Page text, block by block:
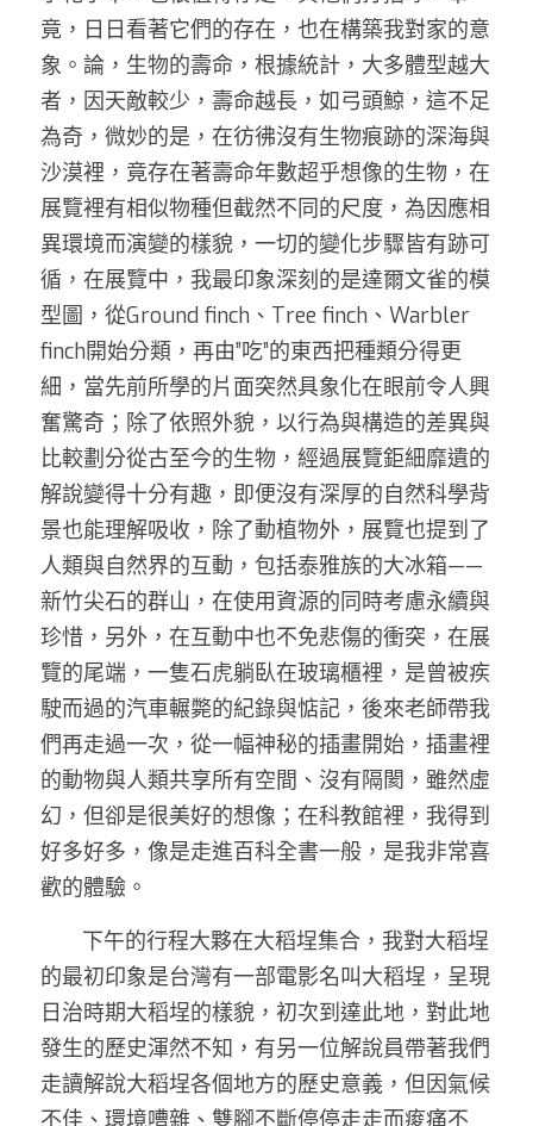
竟，日日看著它們的存在，也在構築我對家的意
象。論，生物的壽命，根據統計，大多體型越大
者，因天敵較少，壽命越長，如弓頭鯨，這不足
為奇，微妙的是，在彷彿沒有生物痕跡的深海與
沙漠裡，竟存在著壽命年數超乎想像的生物，在
展覽裡有相似物種但截然不同的尺度，為因應相
異環境而演變的樣貌，一切的變化步驟皆有跡可
循，在展覽中，我最印象深刻的是達爾文雀的模
型圖，從Ground finch、Tree finch、Warbler
finch開始分類，再由”吃”的東西把種類分得更
細，當先前所學的片面突然具象化在眼前令人興
奮驚奇；除了依照外貌，以行為與構造的差異與
比較劃分從古至今的生物，經過展覽鉅細靡遺的
解說變得十分有趣，即便沒有深厚的自然科學背
景也能理解吸收，除了動植物外，展覽也提到了
人類與自然界的互動，包括泰雅族的大冰箱——
新竹尖石的群山，在使用資源的同時考慮永續與
珍惜，另外，在互動中也不免悲傷的衝突，在展
覽的尾端，一隻石虎躺臥在玻璃櫃裡，是曾被疾
駛而過的汽車輾斃的紀錄與惦記，後來老師帶我
們再走過一次，從一幅神秘的插畫開始，插畫裡
的動物與人類共享所有空間、沒有隔閡，雖然虛
幻，但卻是很美好的想像；在科教館裡，我得到
好多好多，像是走進百科全書一般，是我非常喜
歡的體驗。
的最初印象是台灣有一部電影名叫大稻埕，呈現
日治時期大稻埕的樣貌，初次到達此地，對此地
發生的歷史渾然不知，有另一位解說員帶著我們
走讀解說大稻埕各個地方的歷史意義，但因氣候
不佳、環境嘈雜、雙腳不斷停停走走而痠痛不